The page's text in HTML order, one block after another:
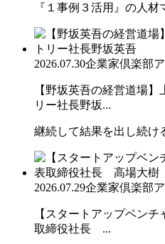
『１事例３活用』の人材
2026.07.30企業家倶楽部
【野坂英吾の経営道場
リー社長野坂...
継続して結果を出し続け
2026.07.29企業家倶楽部
【スタートアップベン
取締役社長 ...